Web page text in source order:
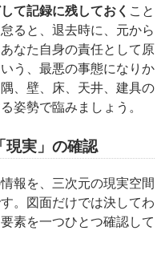
て記録に残しておく こと
ると、退去時に、元から
なた自身の責任として原
う、最悪の事態になりか
、壁、床、天井、建具の
姿勢で臨みましょう。
現実」の確認
報を、三次元の現実空間
。図面だけでは決してわ
素を一つひとつ確認して